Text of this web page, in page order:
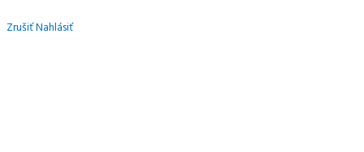
ZrušiťNahlásiť